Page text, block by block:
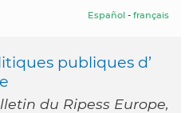
Español - français
publiques d’
du Ripess Europe,